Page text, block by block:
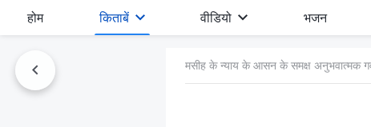
होम किताबें वीडियो भजन
मसीह के न्याय के आसन के समक्ष अनुभवात्मक